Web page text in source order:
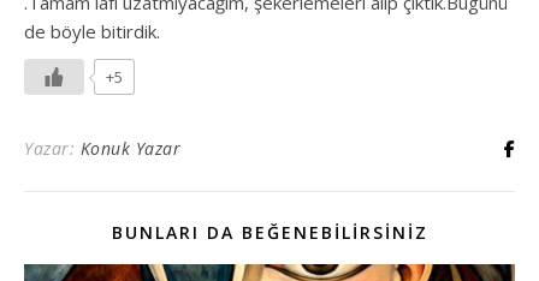
de böyle bitirdik.
+5
Yazar: Konuk Yazar
BUNLARI DA BEĞENEBILIRSINIZ